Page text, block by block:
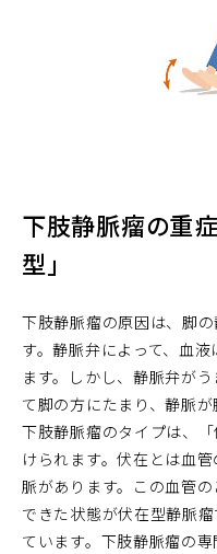
下肢静脈瘤の重
型」
下肢静脈瘤の原因は、脚
す。静脈弁によって、血
ます。しかし、静脈弁が
て脚の方にたまり、静脈
下肢静脈瘤のタイプは、
けられます。伏在とは血
脈があります。この血管
できた状態が伏在型静脈
ています。下肢静脈瘤の